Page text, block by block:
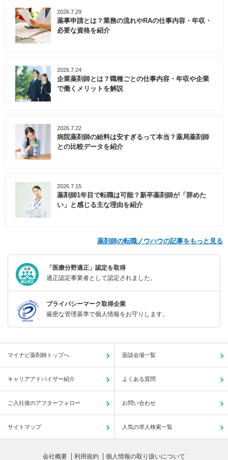
2026.7.29
薬事申請とは？業務の流れやRAの仕事内容・年収・
必要な資格を紹介
2026.7.24
企業薬剤師とは？職種ごとの仕事内容・年収や企業
で働くメリットを解説
2026.7.22
病院薬剤師の給料は安すぎるって本当？薬局薬剤師
との比較データを紹介
2026.7.15
薬剤師1年目で転職は可能？新卒薬剤師が「辞めた
い」と感じる主な理由を紹介
薬剤師の転職ノウハウの記事をもっと見る
「医療分野適正」認定を取得
適正認定事業者として認定されました。
プライバシーマーク取得企業
厳密な管理基準で個人情報をお守りします。
マイナビ薬剤師トップへ 面談会場一覧
キャリアアドバイザー紹介 よくある質問
ご入社後のアフターフォロー お問い合わせ
サイトマップ 人気の求人検索一覧
会社概要 利用規約 個人情報の取り扱いについて